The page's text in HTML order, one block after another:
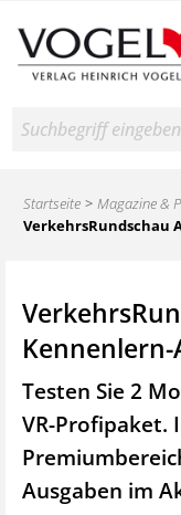
Suche
Startseite
Magazine &
VerkehrsRundschau
Testen Sie 2
VR-Profipaket.
Ausgaben im